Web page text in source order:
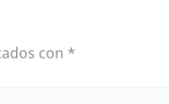
con *